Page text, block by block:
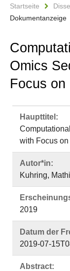
Startseite
Dokumentanzeige
Omics
Focus on
Haupttitel:
with Focus
Autor*in:
Kuhring,
2019
Datum der
2019-07-
Abstract: